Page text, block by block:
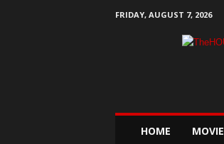
FRIDAY, AUGUST 7, 2026
HOME MOVIE